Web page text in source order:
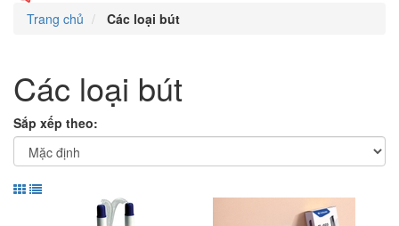
Trang chủ Các loại bút
Các loại bút
Sắp xếp theo: